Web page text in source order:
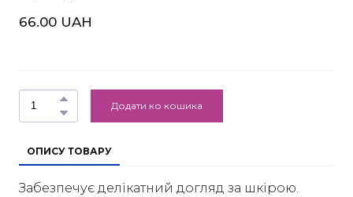
66.00 UAH
Додати ко кошика
ОПИСУ ТОВАРУ
Забезпечує делікатний догляд за шкірою.